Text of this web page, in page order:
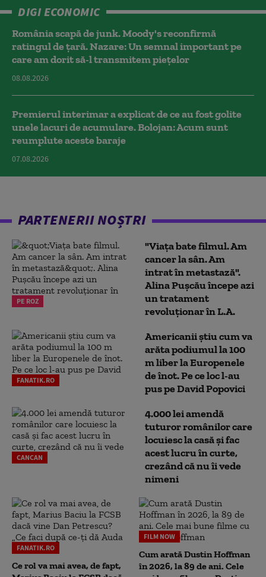
DIGI ECONOMIC
România scapă de junk. Moody's reconfirmă
ratingul de țară. Nazare: Un semnal important pe
care am dorit să-l transmitem piețelor
08.08.2026
Premierul interimar a explicat de ce au fost golite
unele lacuri de acumulare. Bolojan: Acum sunt
reumplute aceste baraje
07.08.2026
PARTENERII NOȘTRI
PE ROZ
"Viața bate filmul. Am
cancer la sân. Am
intrat în metastază".
Alina Pușcău începe azi
un tratament
revoluționar în L.A.
FANATIK.RO
Americanii știu cum va
arăta podiumul la 100
m liber la Europenele
de înot. Pe ce loc l-au
pus pe David Popovici
CANCAN
4.000 lei amendă
tuturor românilor care
locuiesc la casă și fac
acest lucru în curte,
crezând că nu îi vede
nimeni
FANATIK.RO
Ce rol va mai avea, de fapt,
FILM NOW
Cum arată Dustin Hoffman
în 2026, la 89 de ani. Cele